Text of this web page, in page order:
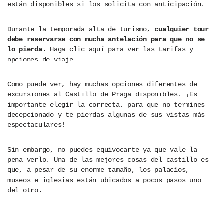
están disponibles si los solicita con anticipación.
Durante la temporada alta de turismo, cualquier tour
debe reservarse con mucha antelación para que no se
lo pierda. Haga clic aquí para ver las tarifas y
opciones de viaje.
Como puede ver, hay muchas opciones diferentes de
excursiones al Castillo de Praga disponibles. ¡Es
importante elegir la correcta, para que no termines
decepcionado y te pierdas algunas de sus vistas más
espectaculares!
Sin embargo, no puedes equivocarte ya que vale la
pena verlo. Una de las mejores cosas del castillo es
que, a pesar de su enorme tamaño, los palacios,
museos e iglesias están ubicados a pocos pasos uno
del otro.